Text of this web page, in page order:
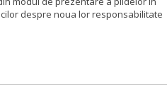
despre noua lor responsabilitate